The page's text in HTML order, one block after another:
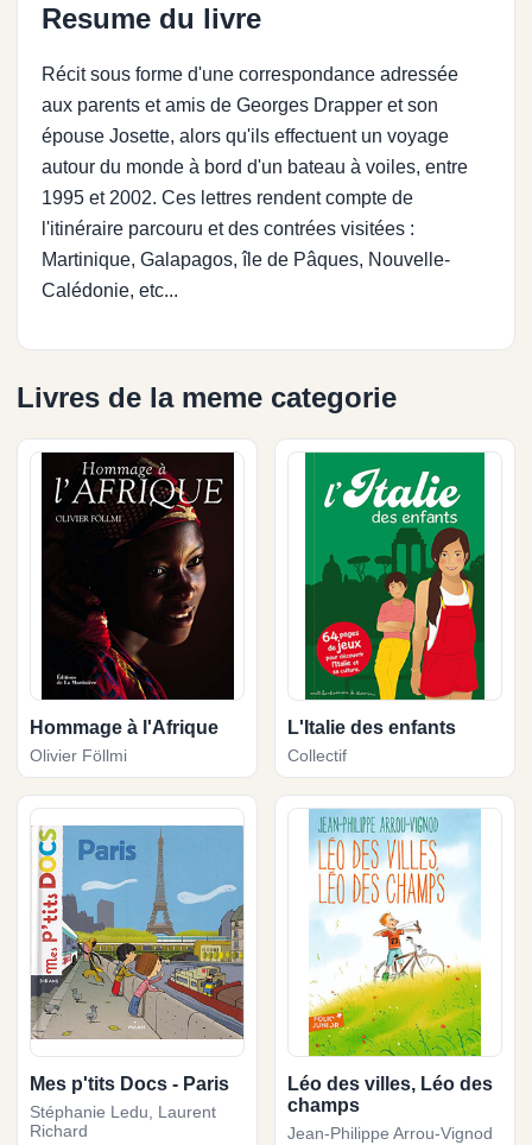
Resume du livre
Récit sous forme d'une correspondance adressée
aux parents et amis de Georges Drapper et son
épouse Josette, alors qu'ils effectuent un voyage
autour du monde à bord d'un bateau à voiles, entre
1995 et 2002. Ces lettres rendent compte de
l'itinéraire parcouru et des contrées visitées :
Martinique, Galapagos, île de Pâques, Nouvelle-
Calédonie, etc...
Livres de la meme categorie
Hommage à l'Afrique
Olivier Föllmi
L'Italie des enfants
Collectif
Mes p'tits Docs - Paris
Stéphanie Ledu, Laurent
Richard
Léo des villes, Léo des
champs
Jean-Philippe Arrou-Vignod